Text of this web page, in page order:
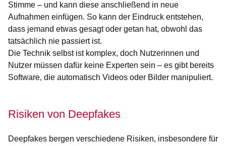
Stimme – und kann diese anschließend in neue
Aufnahmen einfügen. So kann der Eindruck entstehen,
dass jemand etwas gesagt oder getan hat, obwohl das
tatsächlich nie passiert ist.
Die Technik selbst ist komplex, doch Nutzerinnen und
Nutzer müssen dafür keine Experten sein – es gibt bereits
Software, die automatisch Videos oder Bilder manipuliert.
Risiken von Deepfakes
Deepfakes bergen verschiedene Risiken, insbesondere für